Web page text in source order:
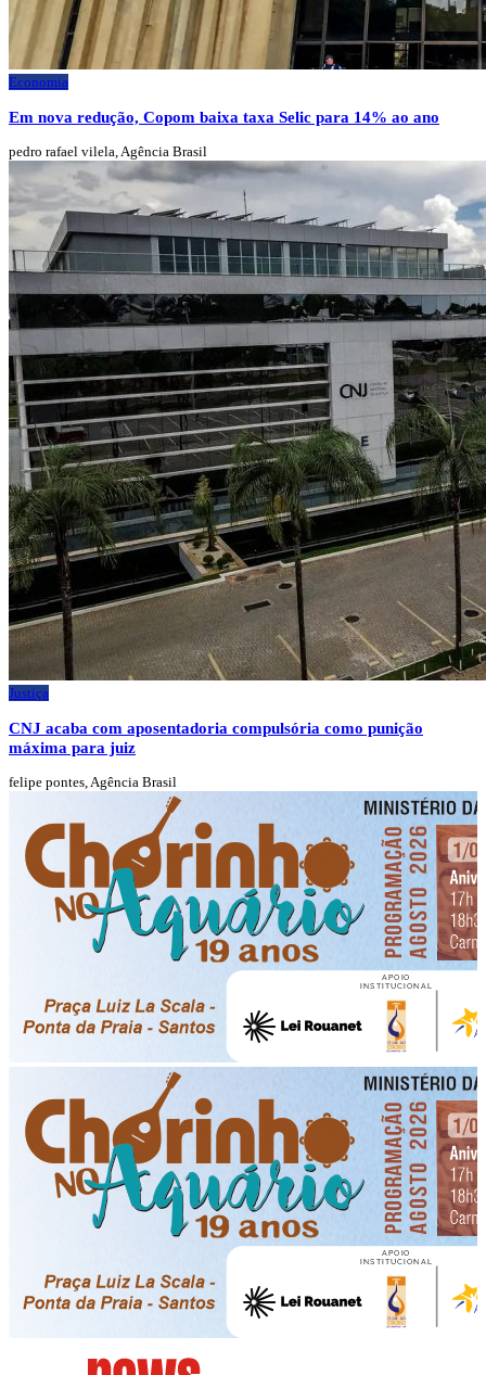
Economia
Em nova redução, Copom baixa taxa Selic para 14% ao ano
pedro rafael vilela, Agência Brasil
Justiça
CNJ acaba com aposentadoria compulsória como punição
máxima para juiz
felipe pontes, Agência Brasil